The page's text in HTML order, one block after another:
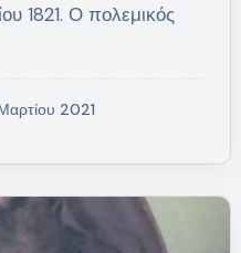
1821. Ο πολεμικός
2021